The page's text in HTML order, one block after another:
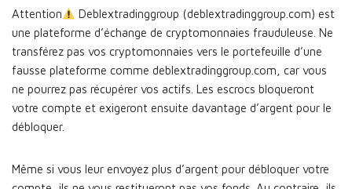
Attention
Deblextradinggroup (deblextradinggroup.com) est
une plateforme d’échange de cryptomonnaies frauduleuse. Ne
transférez pas vos cryptomonnaies vers le portefeuille d’une
fausse plateforme comme deblextradinggroup.com, car vous
ne pourrez pas récupérer vos actifs. Les escrocs bloqueront
votre compte et exigeront ensuite davantage d’argent pour le
débloquer.
Même si vous leur envoyez plus d’argent pour débloquer votre